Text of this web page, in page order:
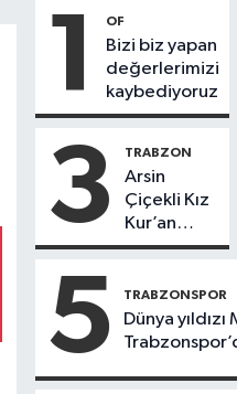
1 OF
Bizi biz yapan
değerlerimizi
kaybediyoruz
3 TRABZON
Arsin
Çiçekli Kız
Kur’an
Kursu’nda
icazet aldı
5 TRABZONSPOR
Dünya